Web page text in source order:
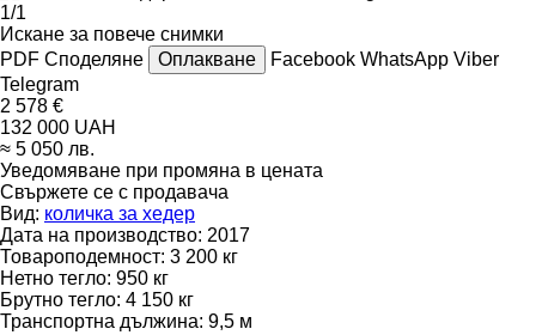
1/1
Искане за повече снимки
PDF Споделяне Оплакване Facebook WhatsApp Viber
Telegram
2 578 €
132 000 UAH
≈ 5 050 лв.
Уведомяване при промяна в цената
Свържете се с продавача
Вид: количка за хедер
Дата на производство: 2017
Товароподемност: 3 200 кг
Нетно тегло: 950 кг
Брутно тегло: 4 150 кг
Транспортна дължина: 9,5 м